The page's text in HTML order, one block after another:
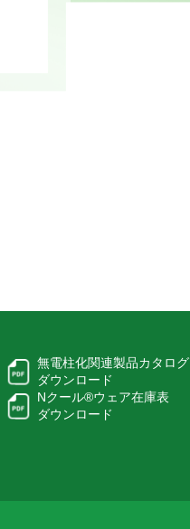
無電柱化関連製品カタログ
ダウンロード
Nクール®ウェア在庫表
ダウンロード